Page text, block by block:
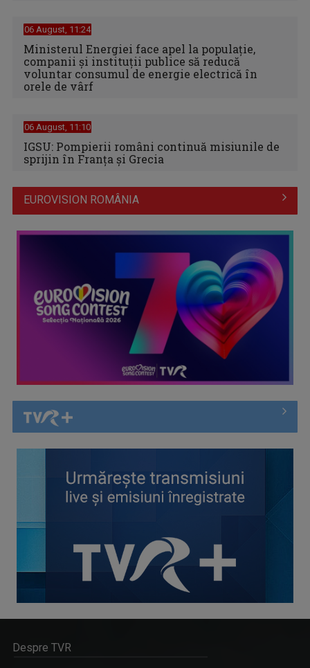
06 August, 11:24
Ministerul Energiei face apel la populație,
companii și instituții publice să reducă
voluntar consumul de energie electrică în
orele de vârf
06 August, 11:10
IGSU: Pompierii români continuă misiunile de
sprijin în Franţa şi Grecia
EUROVISION ROMÂNIA
Despre TVR